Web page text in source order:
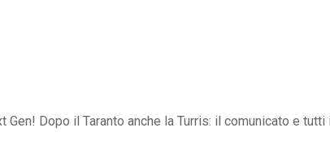
Dopo il Taranto anche la Turris: il comunicato e